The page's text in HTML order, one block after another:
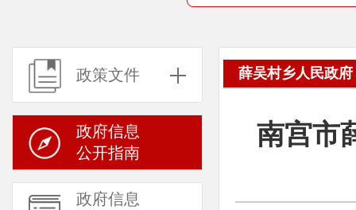
政策文件
政府信息
公开指南
政府信息
薛吴村乡人民政
南宫市